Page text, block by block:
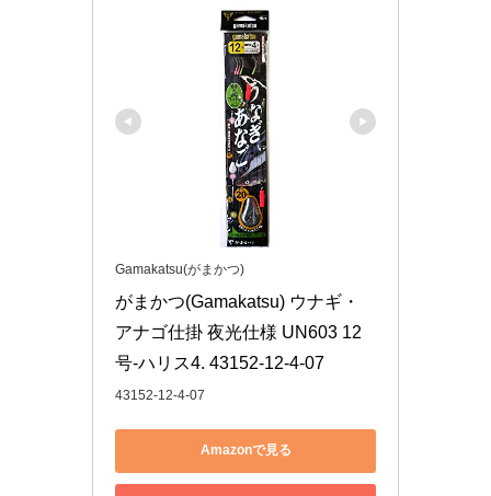
Gamakatsu(がまかつ)
がまかつ(Gamakatsu) ウナギ・
アナゴ仕掛 夜光仕様 UN603 12
号-ハリス4. 43152-12-4-07
43152-12-4-07
Amazonで見る